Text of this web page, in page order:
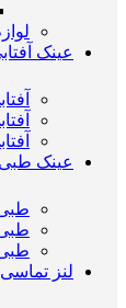
عینک
عینک طبی
طبی
لنز تماسی